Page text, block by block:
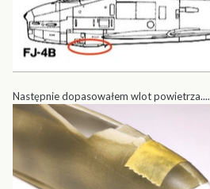
Następnie dopasowałem wlot powietrza....